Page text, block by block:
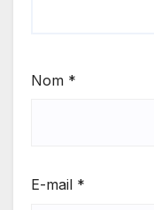
Nom *
E-mail *